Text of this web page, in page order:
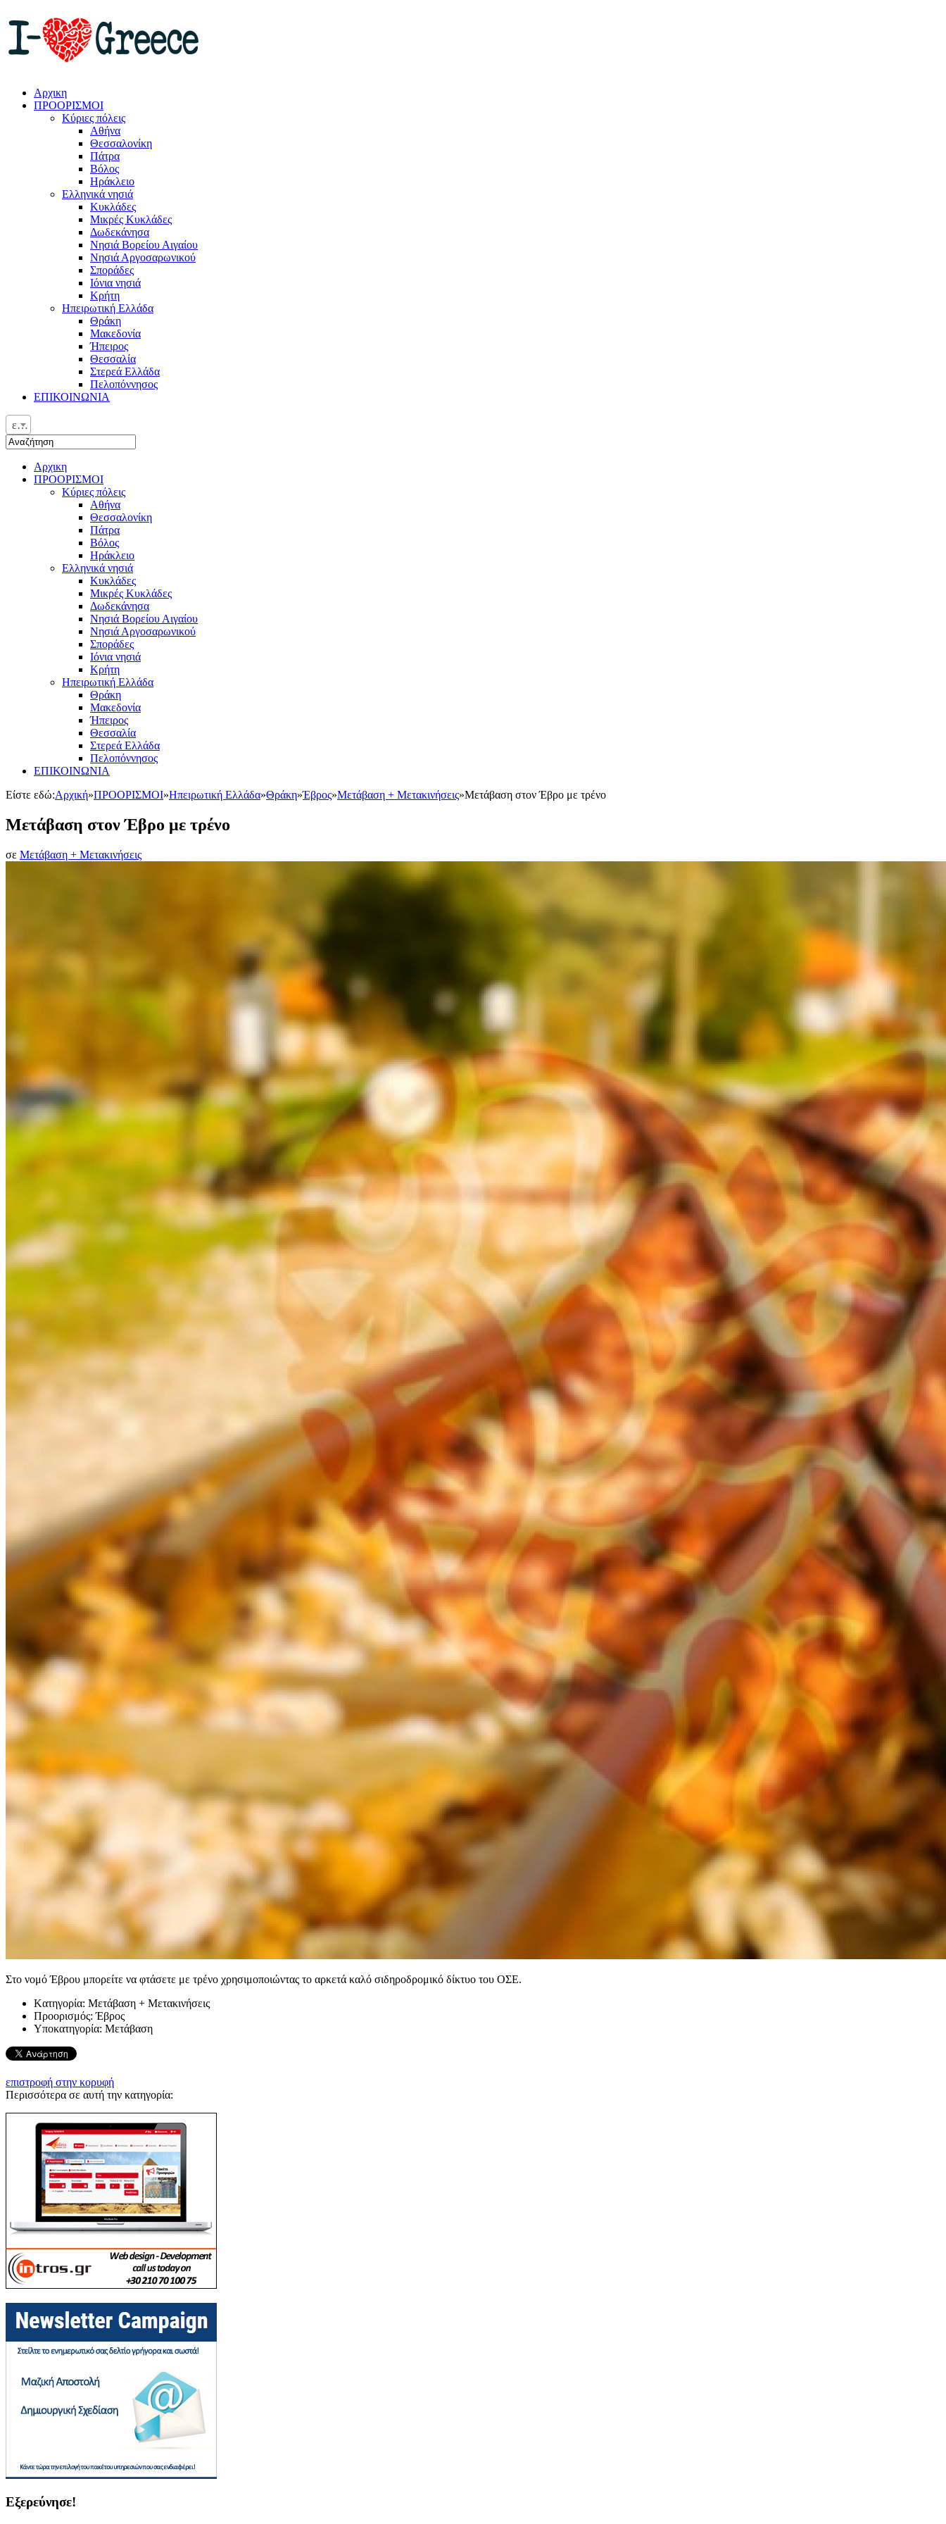
Αρχικη
ΠΡΟΟΡΙΣΜΟΙ
Κύριες πόλεις
Αθήνα
Θεσσαλονίκη
Πάτρα
Βόλος
Ηράκλειο
Ελληνικά νησιά
Κυκλάδες
Μικρές Κυκλάδες
Δωδεκάνησα
Νησιά Βορείου Αιγαίου
Νησιά Αργοσαρωνικού
Σποράδες
Ιόνια νησιά
Κρήτη
Ηπειρωτική Ελλάδα
Θράκη
Μακεδονία
Ήπειρος
Θεσσαλία
Στερεά Ελλάδα
Πελοπόννησος
ΕΠΙΚΟΙΝΩΝΙΑ
ελ
Αρχικη
ΠΡΟΟΡΙΣΜΟΙ
Κύριες πόλεις
Αθήνα
Θεσσαλονίκη
Πάτρα
Βόλος
Ηράκλειο
Ελληνικά νησιά
Κυκλάδες
Μικρές Κυκλάδες
Δωδεκάνησα
Νησιά Βορείου Αιγαίου
Νησιά Αργοσαρωνικού
Σποράδες
Ιόνια νησιά
Κρήτη
Ηπειρωτική Ελλάδα
Θράκη
Μακεδονία
Ήπειρος
Θεσσαλία
Στερεά Ελλάδα
Πελοπόννησος
ΕΠΙΚΟΙΝΩΝΙΑ
Είστε εδώ:Αρχική»ΠΡΟΟΡΙΣΜΟΙ»Ηπειρωτική Ελλάδα»Θράκη»Έβρος»Μετάβαση + Μετακινήσεις»Μετάβαση στον Έβρο με τρένο
Μετάβαση στον Έβρο με τρένο
σε Μετάβαση + Μετακινήσεις
Στο νομό Έβρου μπορείτε να φτάσετε με τρένο χρησιμοποιώντας το αρκετά καλό σιδηροδρομικό δίκτυο του ΟΣΕ.
Kατηγορία: Μετάβαση + Μετακινήσεις
Προορισμός: Έβρος
Υποκατηγορία: Μετάβαση
επιστροφή στην κορυφή
Περισσότερα σε αυτή την κατηγορία:
Εξερεύνησε!